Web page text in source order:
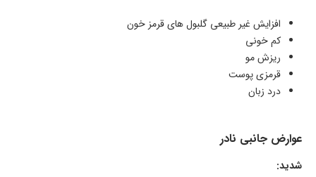
افزایش غیر طبیعی گلبول های قرمز خون
کم خونی
ریزش مو
قرمزی پوست
درد زبان
عوارض جانبی نادر
شدید: